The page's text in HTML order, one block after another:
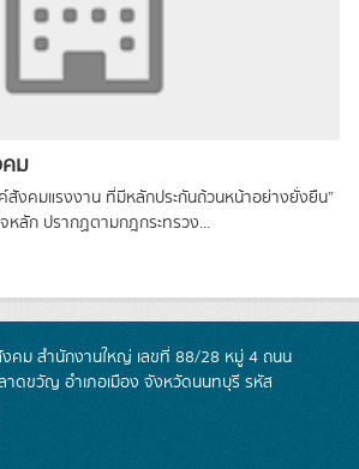
ม
สังคมแรงงาน ที่มีหลักประกันถ้วนหน้าอย่างยั่งยืน”
ลัก ปรากฏตามกฎกระทรวง...
งคม สำนักงานใหญ่ เลขที่ 88/28 หมู่ 4 ถนน
ดขวัญ อำเภอเมือง จังหวัดนนทบุรี รหัส